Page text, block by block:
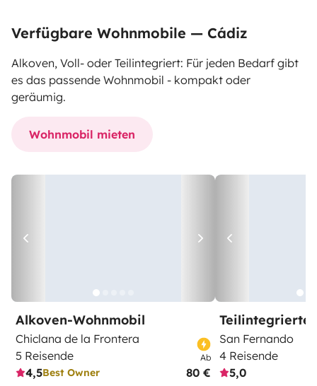
Verfügbare Wohnmobile — Cádiz
Alkoven, Voll- oder Teilintegriert: Für jeden Bedarf gibt
es das passende Wohnmobil - kompakt oder
geräumig.
Wohnmobil mieten
Alkoven-Wohnmobil
Chiclana de la Frontera
5 Reisende
4,5Best Owner
Ab
80 €
San Fernando
4 Reisende
5,0